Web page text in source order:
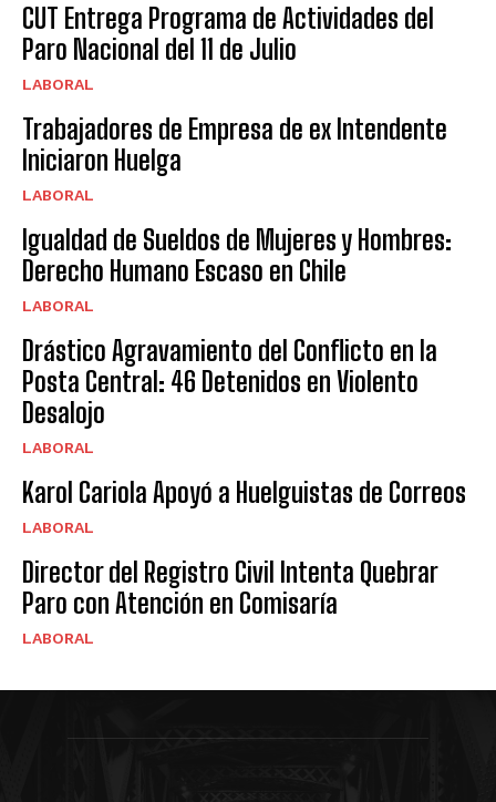
CUT Entrega Programa de Actividades del
Paro Nacional del 11 de Julio
LABORAL
Trabajadores de Empresa de ex Intendente
Iniciaron Huelga
LABORAL
Igualdad de Sueldos de Mujeres y Hombres:
Derecho Humano Escaso en Chile
LABORAL
Drástico Agravamiento del Conflicto en la
Posta Central: 46 Detenidos en Violento
Desalojo
LABORAL
Karol Cariola Apoyó a Huelguistas de Correos
LABORAL
Director del Registro Civil Intenta Quebrar
Paro con Atención en Comisaría
LABORAL